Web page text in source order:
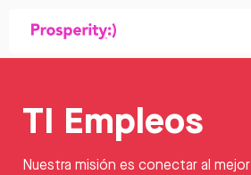
TI Empleos
Nuestra misión es conectar al